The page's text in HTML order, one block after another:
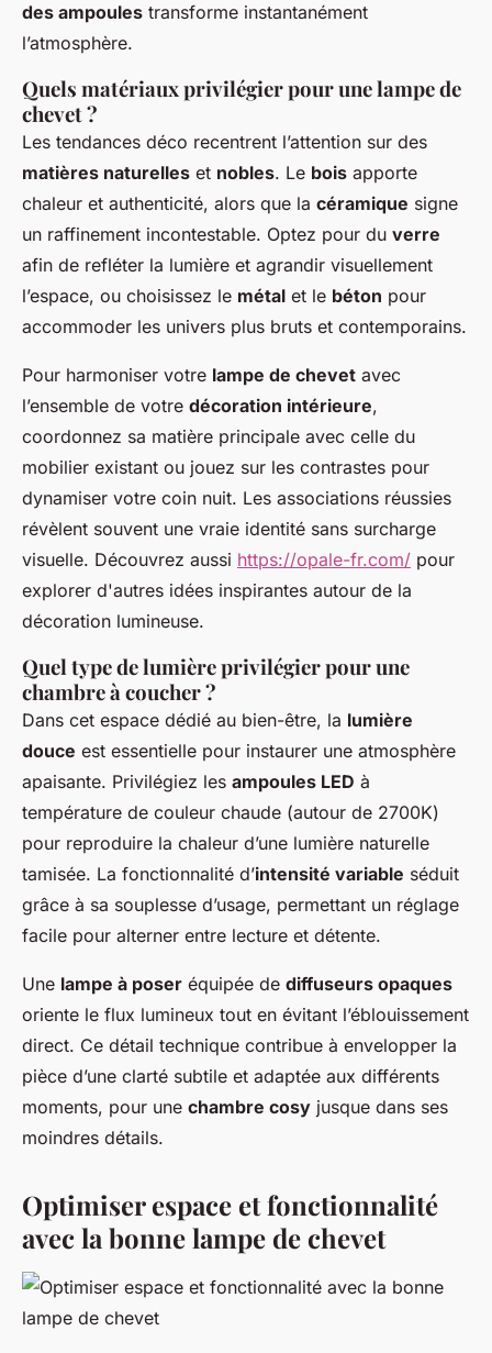
des ampoules transforme instantanément
l’atmosphère.
Quels matériaux privilégier pour une lampe de
chevet ?
Les tendances déco recentrent l’attention sur des
matières naturelles et nobles. Le bois apporte
chaleur et authenticité, alors que la céramique signe
un raffinement incontestable. Optez pour du verre
afin de refléter la lumière et agrandir visuellement
l’espace, ou choisissez le métal et le béton pour
accommoder les univers plus bruts et contemporains.
Pour harmoniser votre lampe de chevet avec
l’ensemble de votre décoration intérieure,
coordonnez sa matière principale avec celle du
mobilier existant ou jouez sur les contrastes pour
dynamiser votre coin nuit. Les associations réussies
révèlent souvent une vraie identité sans surcharge
visuelle. Découvrez aussi https://opale-fr.com/ pour
explorer d'autres idées inspirantes autour de la
décoration lumineuse.
Quel type de lumière privilégier pour une
chambre à coucher ?
Dans cet espace dédié au bien-être, la lumière
douce est essentielle pour instaurer une atmosphère
apaisante. Privilégiez les ampoules LED à
température de couleur chaude (autour de 2700K)
pour reproduire la chaleur d’une lumière naturelle
tamisée. La fonctionnalité d’intensité variable séduit
grâce à sa souplesse d’usage, permettant un réglage
facile pour alterner entre lecture et détente.
Une lampe à poser équipée de diffuseurs opaques
oriente le flux lumineux tout en évitant l’éblouissement
direct. Ce détail technique contribue à envelopper la
pièce d’une clarté subtile et adaptée aux différents
moments, pour une chambre cosy jusque dans ses
moindres détails.
Optimiser espace et fonctionnalité
avec la bonne lampe de chevet